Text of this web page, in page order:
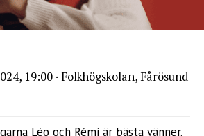
19:00 · Folkhögskolan, Fårösund
Léo och Rémi är bästa vänner.